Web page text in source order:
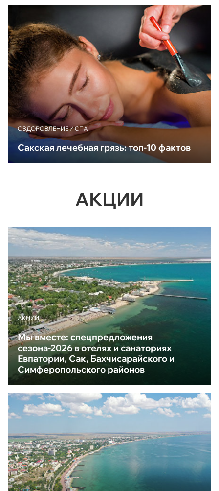
ОЗДОРОВЛЕНИЕ И СПА
Сакская лечебная грязь: топ-10 фактов
АКЦИИ
АКЦИИ
Мы вместе: спецпредложения
сезона-2026 в отелях и санаториях
Евпатории, Сак, Бахчисарайского и
Симферопольского районов